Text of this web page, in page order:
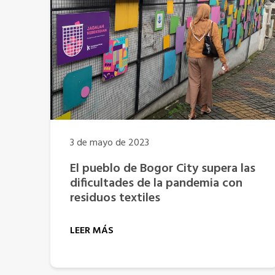
3 de mayo de 2023
El pueblo de Bogor City supera las
dificultades de la pandemia con
residuos textiles
LEER MÁS